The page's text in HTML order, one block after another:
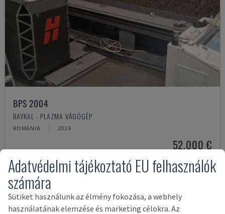
BPS 2004
BAYKAL - PLAZMA VÁGÓGÉP
ROMÁNIA 2019
52,000 €
Adatvédelmi tájékoztató EU felhasználók
számára
Sütiket használunk az élmény fokozása, a webhely
használatának elemzése és marketing célokra. Az